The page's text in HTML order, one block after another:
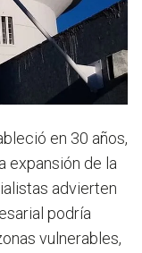
en 30 años,
expansión de la
advierten
podría
vulnerables,